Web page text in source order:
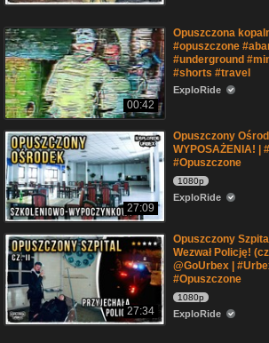
00:42
Opuszczona
#opuszczone
#underground
#shorts #travel
ExploRide
27:09
Opuszczony
WYPOSAŻENIA! |
#Opuszczone
1080p
ExploRide
27:34
Opuszczony
Wezwał Policję!
@GoUrbex |
#Opuszczone
1080p
ExploRide